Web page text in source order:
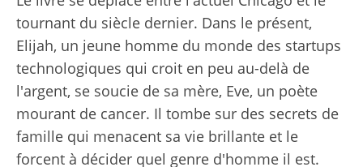
tournant du siècle dernier. Dans le présent,
Elijah, un jeune homme du monde des startups
technologiques qui croit en peu au-delà de
l'argent, se soucie de sa mère, Eve, un poète
mourant de cancer. Il tombe sur des secrets de
famille qui menacent sa vie brillante et le
forcent à décider quel genre d'homme il est.